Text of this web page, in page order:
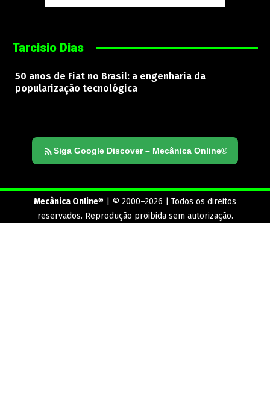
Tarcisio Dias
50 anos de Fiat no Brasil: a engenharia da
popularização tecnológica
Siga Google Discover – Mecânica Online®
Mecânica Online® | © 2000–2026 | Todos os direitos
reservados. Reprodução proibida sem autorização.